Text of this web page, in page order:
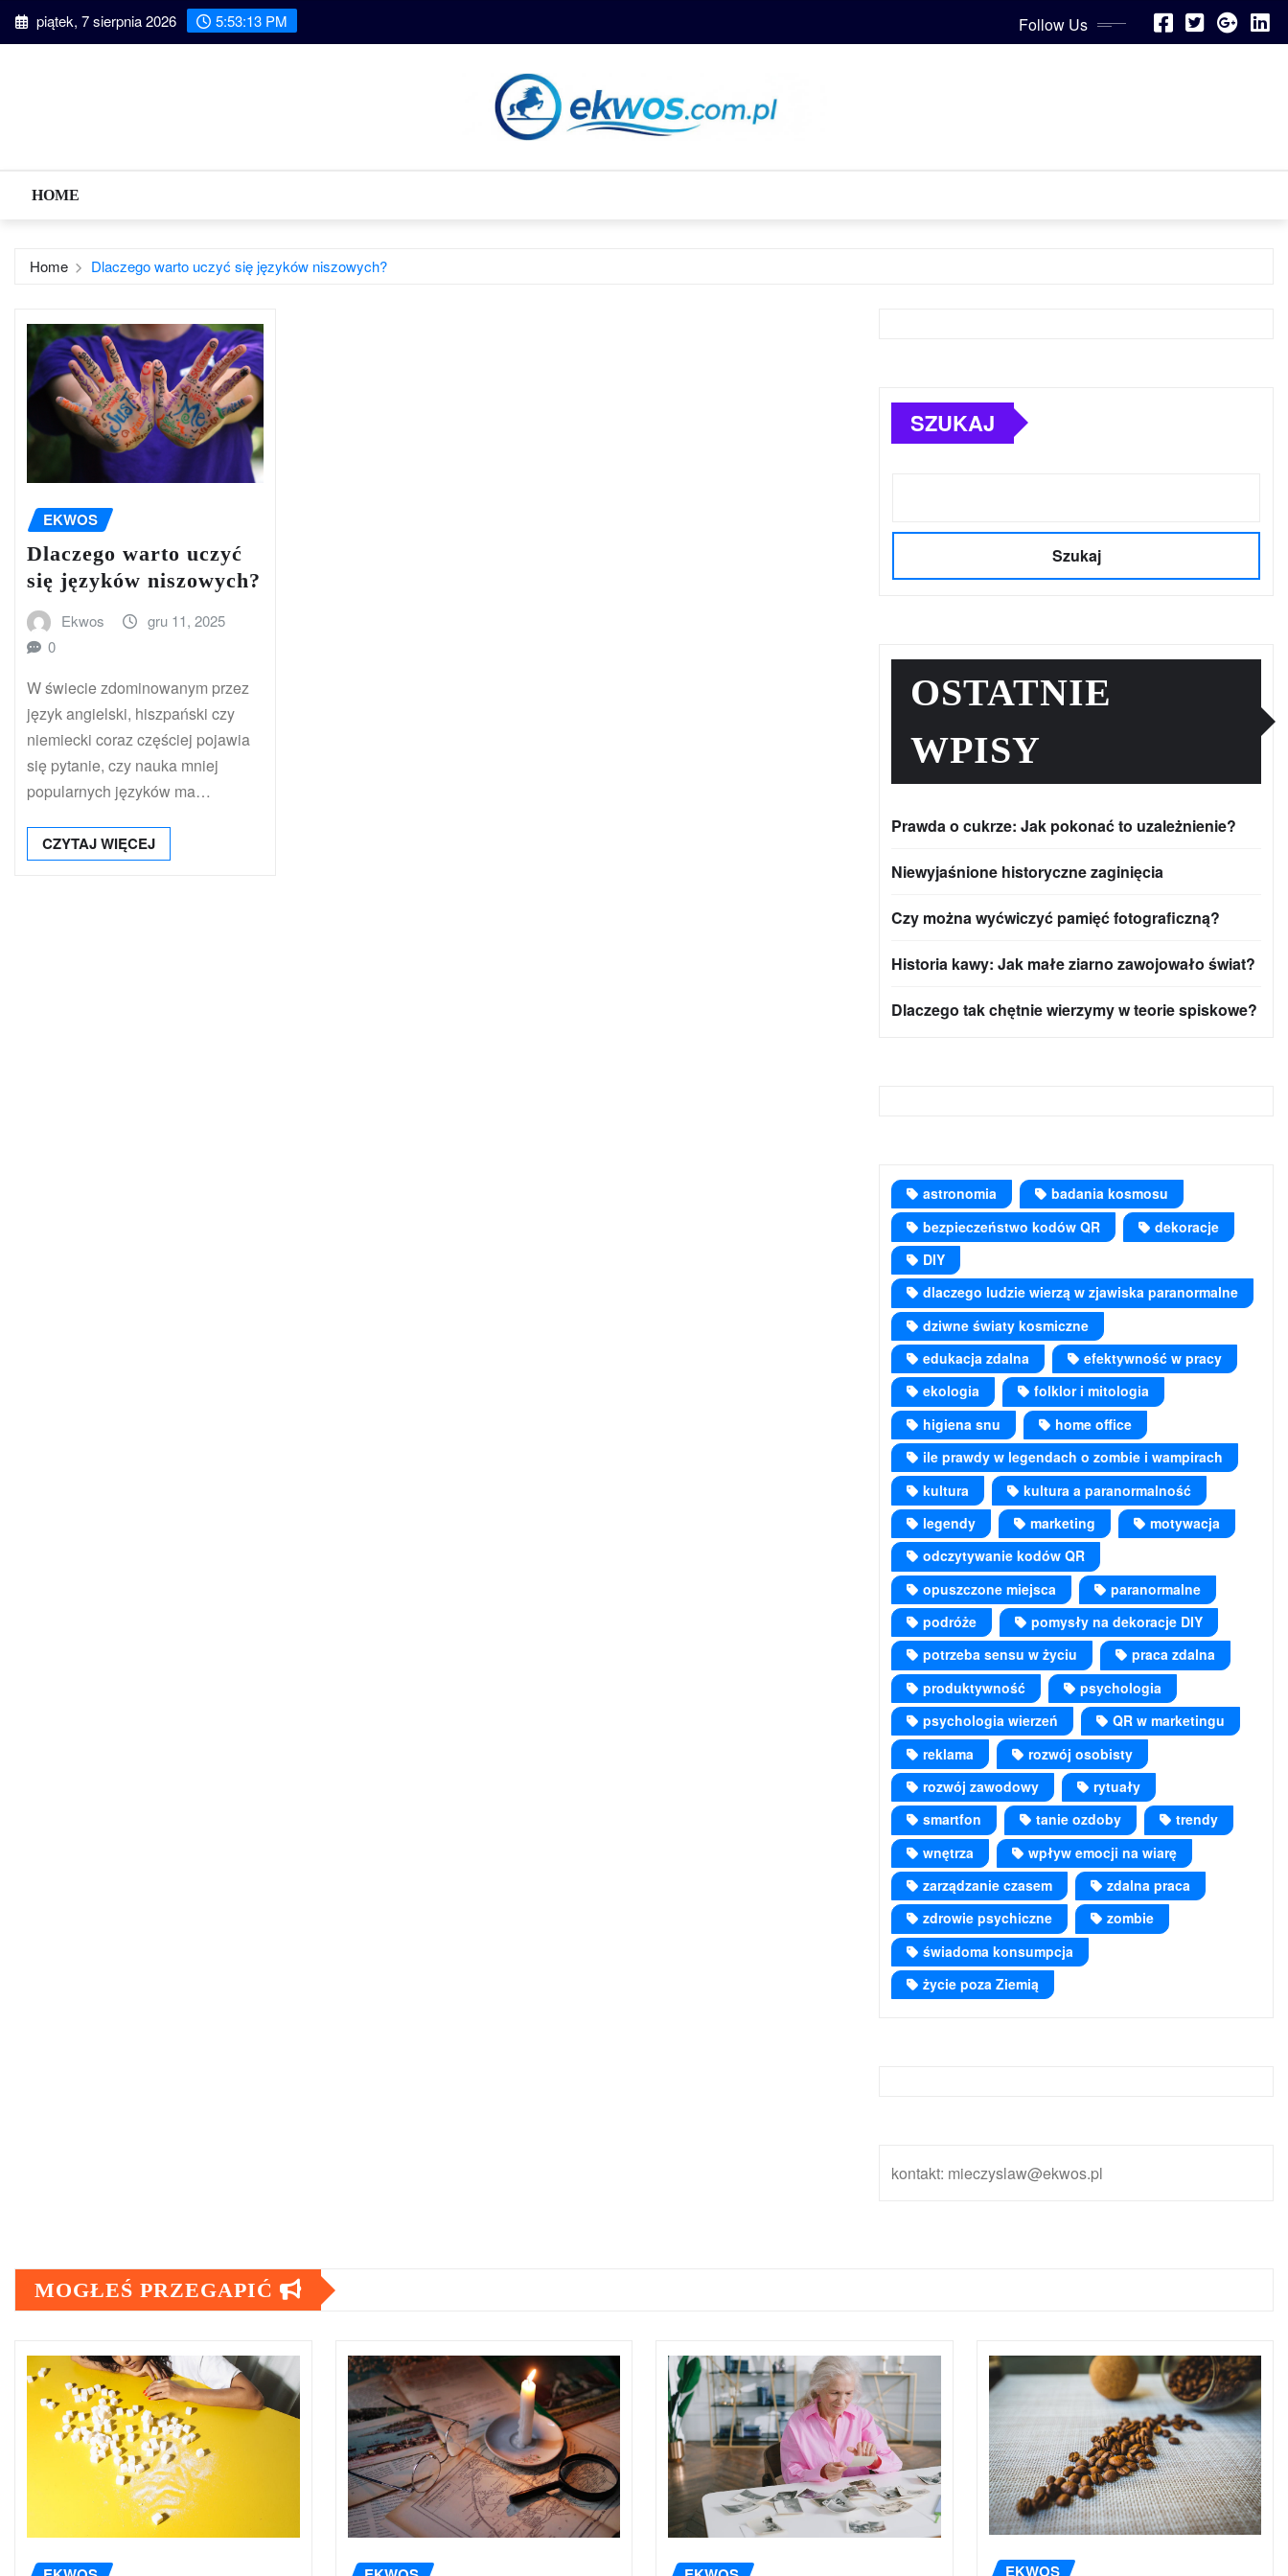
Skip piątek, 7 sierpnia 2026 5:53:14 PM Follow Us
HOME
Home Dlaczego warto uczyć się języków niszowych?
EKWOS
Dlaczego warto uczyć
się języków niszowych?
Ekwos
gru 11, 2025
0
W świecie zdominowanym przez
język angielski, hiszpański czy
niemiecki coraz częściej pojawia
się pytanie, czy nauka mniej
popularnych języków ma…
CZYTAJ WIĘCEJ
SZUKAJ
Szukaj
OSTATNIE
WPISY
Prawda o cukrze: Jak pokonać to uzależnienie?
Niewyjaśnione historyczne zaginięcia
Czy można wyćwiczyć pamięć fotograficzną?
Historia kawy: Jak małe ziarno zawojowało świat?
Dlaczego tak chętnie wierzymy w teorie spiskowe?
astronomia
badania kosmosu
bezpieczeństwo kodów QR
dekoracje
DIY
dlaczego ludzie wierzą w zjawiska paranormalne
dziwne światy kosmiczne
edukacja zdalna
efektywność w pracy
ekologia
folklor i mitologia
higiena snu
home office
ile prawdy w legendach o zombie i wampirach
kultura
kultura a paranormalność
legendy
marketing
motywacja
odczytywanie kodów QR
opuszczone miejsca
paranormalne
podróże
pomysły na dekoracje DIY
potrzeba sensu w życiu
praca zdalna
produktywność
psychologia
psychologia wierzeń
QR w marketingu
reklama
rozwój osobisty
rozwój zawodowy
rytuały
smartfon
tanie ozdoby
trendy
wnętrza
wpływ emocji na wiarę
zarządzanie czasem
zdalna praca
zdrowie psychiczne
zombie
świadoma konsumpcja
życie poza Ziemią
kontakt: mieczyslaw@ekwos.pl
MOGŁEŚ PRZEGAPIĆ
EKWOS